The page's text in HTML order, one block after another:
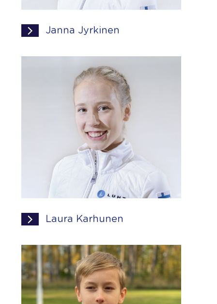
Janna Jyrkinen
Laura Karhunen